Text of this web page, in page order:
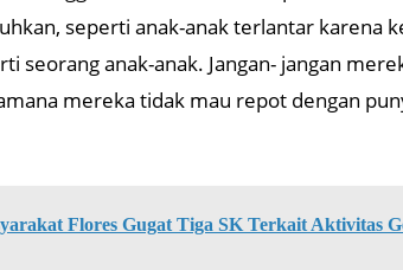
seperti anak-anak terlantar karena
seorang anak-anak. Jangan- jangan
mereka tidak mau repot dengan
Flores Gugat Tiga SK Terkait Aktivitas